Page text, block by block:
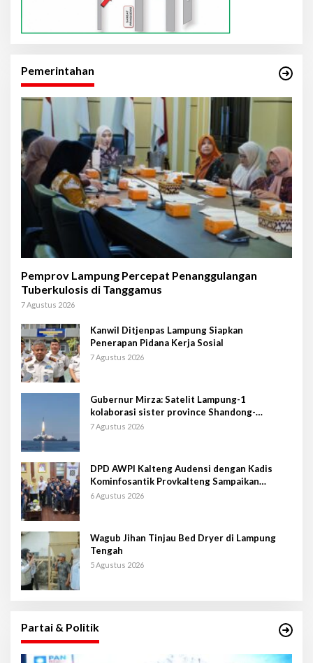
Pemerintahan
Pemprov Lampung Percepat Penanggulangan
Tuberkulosis di Tanggamus
7 Agustus 2026
Kanwil Ditjenpas Lampung Siapkan
Penerapan Pidana Kerja Sosial
7 Agustus 2026
Gubernur Mirza: Satelit Lampung-1
kolaborasi sister province Shandong-
Lampung
7 Agustus 2026
DPD AWPI Kalteng Audensi dengan Kadis
Kominfosantik Provkalteng Sampaikan
Rencana Kongnas II AWPI se-Indonesia
6 Agustus 2026
Wagub Jihan Tinjau Bed Dryer di Lampung
Tengah
5 Agustus 2026
Partai & Politik